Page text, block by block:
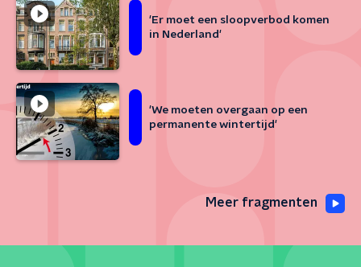
'Er moet een sloopverbod komen
in Nederland'
'We moeten overgaan op een
permanente wintertijd'
Meer fragmenten